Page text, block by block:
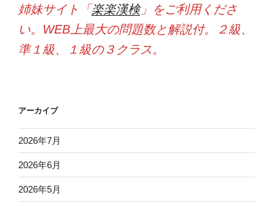
姉妹サイト「楽楽漢検」をご利用くださ
い。WEB上最大の問題数と解説付。２級、
準１級、１級の３クラス。
アーカイブ
2026年7月
2026年6月
2026年5月